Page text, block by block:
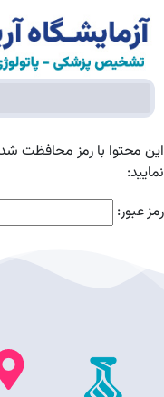
این محتوا با رمز محافظت
نمایید:
رمز عبور: